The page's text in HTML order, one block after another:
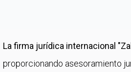
La firma jurídica internacional
proporcionando asesoramiento